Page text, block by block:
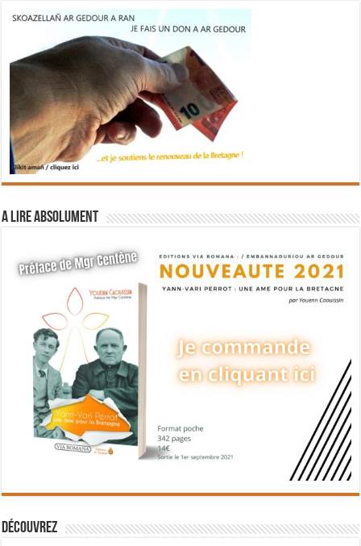
A lire absolument
Découvrez